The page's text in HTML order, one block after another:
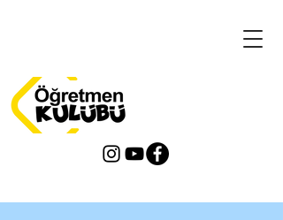
Deneyim Paylaşım
Formu